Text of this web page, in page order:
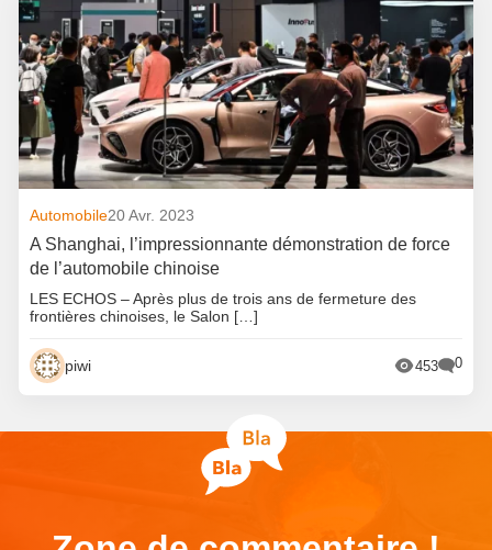
Automobile20 Avr. 2023
A Shanghai, l’impressionnante démonstration de force
de l’automobile chinoise
LES ECHOS – Après plus de trois ans de fermeture des
frontières chinoises, le Salon […]
piwi 453 0